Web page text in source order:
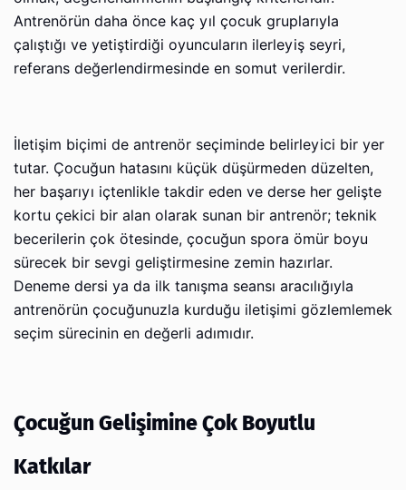
Antrenörün daha önce kaç yıl çocuk gruplarıyla
çalıştığı ve yetiştirdiği oyuncuların ilerleyiş seyri,
referans değerlendirmesinde en somut verilerdir.
İletişim biçimi de antrenör seçiminde belirleyici bir yer
tutar. Çocuğun hatasını küçük düşürmeden düzelten,
her başarıyı içtenlikle takdir eden ve derse her gelişte
kortu çekici bir alan olarak sunan bir antrenör; teknik
becerilerin çok ötesinde, çocuğun spora ömür boyu
sürecek bir sevgi geliştirmesine zemin hazırlar.
Deneme dersi ya da ilk tanışma seansı aracılığıyla
antrenörün çocuğunuzla kurduğu iletişimi gözlemlemek
seçim sürecinin en değerli adımıdır.
Çocuğun Gelişimine Çok Boyutlu
Katkılar